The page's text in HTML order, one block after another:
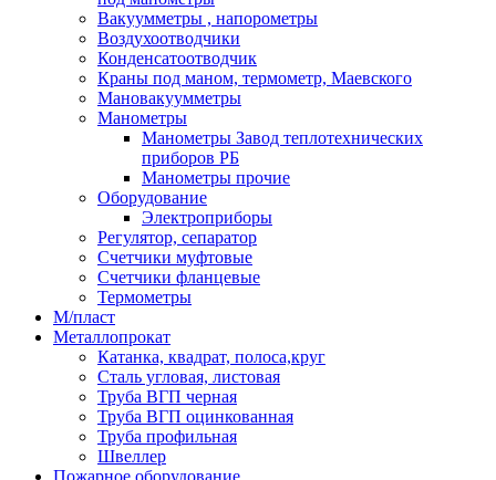
Вакуумметры , напорометры
Воздухоотводчики
Конденсатоотводчик
Краны под маном, термометр, Маевского
Мановакуумметры
Манометры
Манометры Завод теплотехнических
приборов РБ
Манометры прочие
Оборудование
Электроприборы
Регулятор, сепаратор
Счетчики муфтовые
Счетчики фланцевые
Термометры
М/пласт
Металлопрокат
Катанка, квадрат, полоса,круг
Сталь угловая, листовая
Труба ВГП черная
Труба ВГП оцинкованная
Труба профильная
Швеллер
Пожарное оборудование